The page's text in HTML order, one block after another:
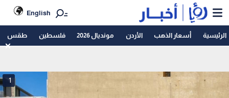
English
الرئيسية أسعار الذهب الأردن مونديال 2026 فلسطين طقس
1